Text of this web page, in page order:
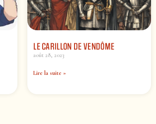
LE CARILLON DE VENDÔME
août 28, 2023
Lire la suite »